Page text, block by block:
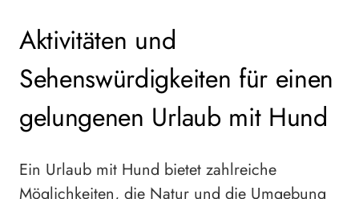
Aktivitäten und
Sehenswürdigkeiten für einen
gelungenen Urlaub mit Hund
Ein Urlaub mit Hund bietet zahlreiche
Möglichkeiten, die Natur und die Umgebung